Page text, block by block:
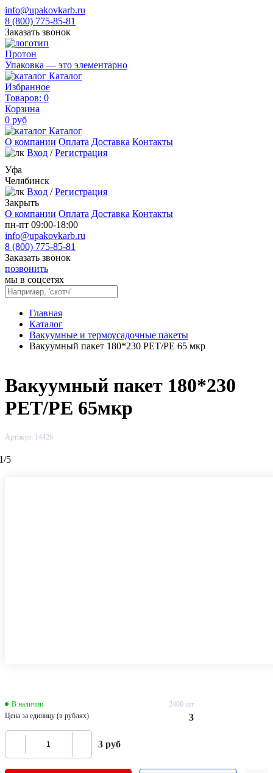
info@upakovkarb.ru
8 (800) 775-85-81
Заказать звонок
Протон
Упаковка — это элементарно
Каталог
Избранное
Товаров: 0
Корзина
0 руб
Каталог
О компании Оплата Доставка Контакты
Вход / Регистрация
Уфа
Челябинск
Вход / Регистрация
Закрыть
О компании Оплата Доставка Контакты
пн-пт 09:00-18:00
info@upakovkarb.ru
8 (800) 775-85-81
Заказать звонок
позвонить
мы в соцсетях
Главная
Каталог
Вакуумные и термоусадочные пакеты
Вакуумный пакет 180*230 PET/PE 65 мкр
Вакуумный пакет 180*230
PET/PE 65мкр
Артикул: 14426
/5
В наличии
2400 шт
Цена за единицу (в рублях)
3
3 руб